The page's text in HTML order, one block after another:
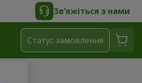
Зв’яжіться з нами
Статус замовлення